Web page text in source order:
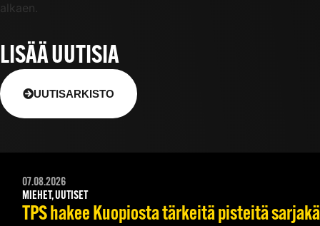
alkaen.
LISÄÄ UUTISIA
UUTISARKISTO
07.08.2026
MIEHET, UUTISET
TPS hakee Kuopiosta tärkeitä pisteitä